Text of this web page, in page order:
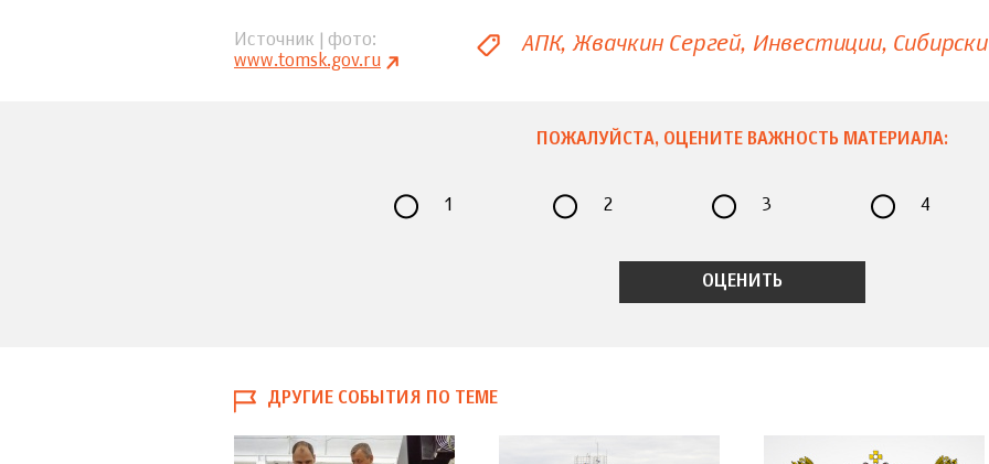
Источник | фото
www.tomsk.gov.ru
АПК Жвачкин Сергей Инвестиции
ПОЖАЛУЙСТА, ОЦЕНИТЕ ВАЖНОСТЬ МАТЕРИАЛА:
1 2 3 4
ДРУГИЕ СОБЫТИЯ ПО ТЕМЕ